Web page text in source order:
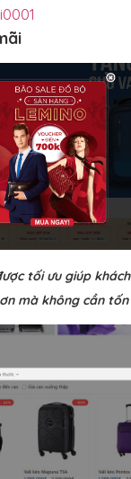
tối ưu giúp
mà không cần tốn